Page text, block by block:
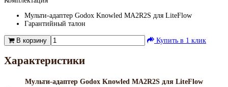
Мульти-адаптер Godox Knowled MA2R2S для LiteFlow
Гарантийный талон
В корзину Купить в 1 клик
Характеристики
Мульти-адаптер Godox Knowled MA2R2S для LiteFlow